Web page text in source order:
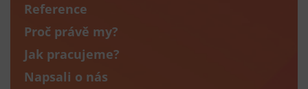
Reference
Proč právě my?
Jak pracujeme?
Napsali o nás